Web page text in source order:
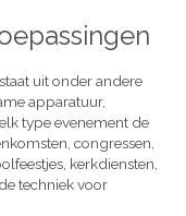
uit onder andere
apparatuur,
type evenement de
congressen,
kerkdiensten,
techniek voor